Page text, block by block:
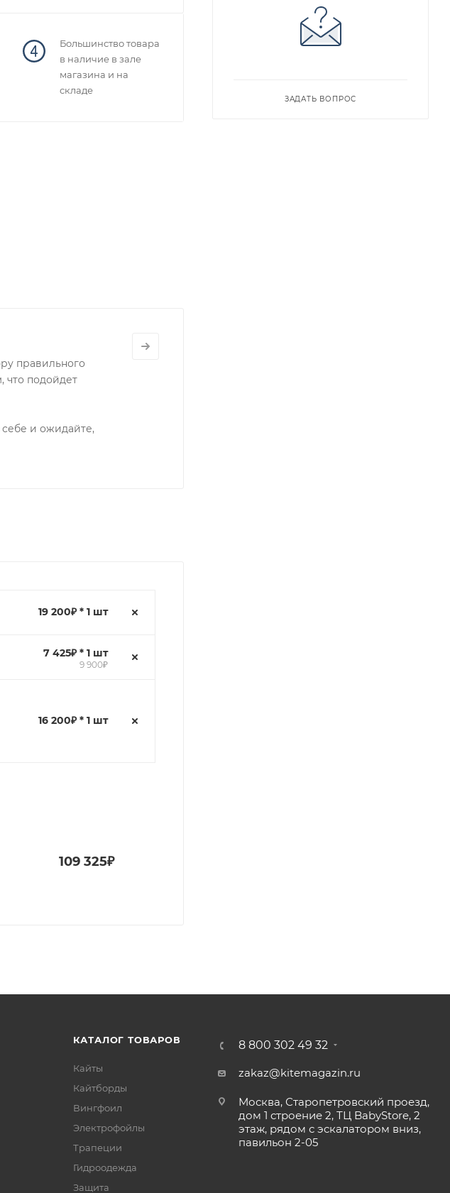
Большинство товара
в наличие в зале
магазина и на
складе
правильного
что подойдет
и ожидайте,
19 200₽ * 1 шт
7 425₽ * 1 шт
9 900₽
16 200₽ * 1 шт
109 325₽
ЗАДАТЬ ВОПРОС
КАТАЛОГ ТОВАРОВ
Кайты
Кайтборды
Вингфоил
Электрофойлы
Трапеции
Гидроодежда
Защита
8 800 302 49 32
zakaz@kitemagazin.ru
Москва, Старопетровский проезд,
дом 1 строение 2, ТЦ BabyStore, 2
этаж, рядом с эскалатором вниз,
павильон 2-05